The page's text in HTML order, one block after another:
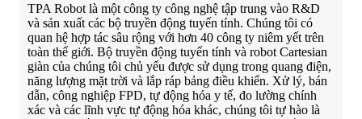
TPA Robot là một công ty công nghệ tập trung vào R&D
và sản xuất các bộ truyền động tuyến tính. Chúng tôi có
quan hệ hợp tác sâu rộng với hơn 40 công ty niêm yết trên
toàn thế giới. Bộ truyền động tuyến tính và robot Cartesian
giàn của chúng tôi chủ yếu được sử dụng trong quang điện,
năng lượng mặt trời và lắp ráp bảng điều khiển. Xử lý, bán
dẫn, công nghiệp FPD, tự động hóa y tế, đo lường chính
xác và các lĩnh vực tự động hóa khác, chúng tôi tự hào là